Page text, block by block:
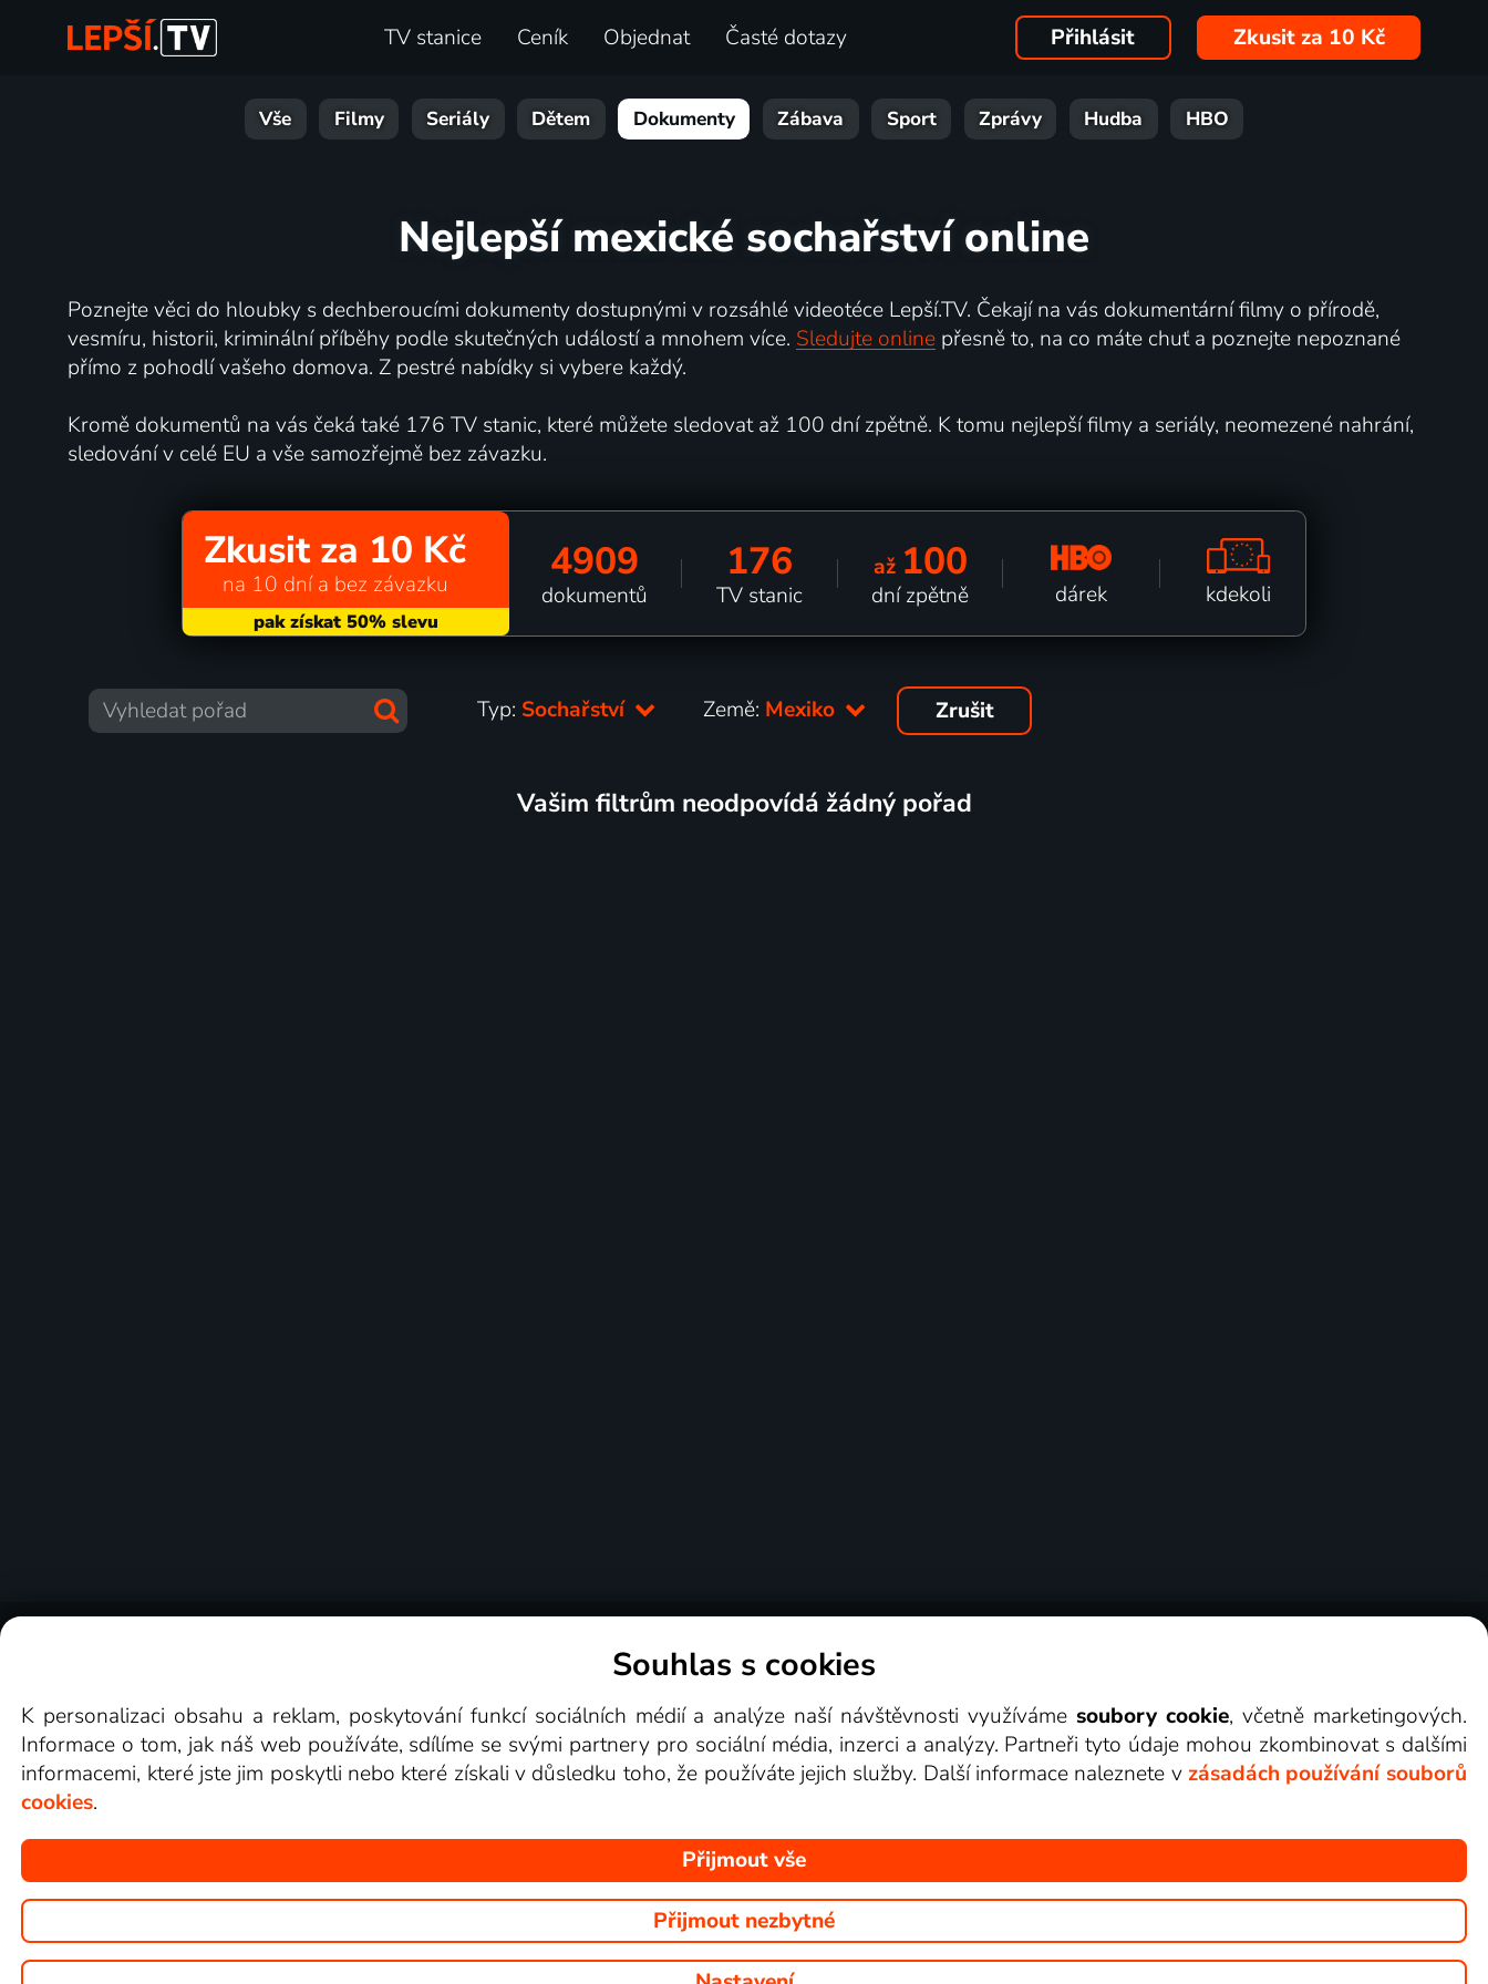
TV stanice Ceník Objednat Časté dotazy Přihlásit Zkusit za 10 Kč
Vše Filmy Seriály Dětem Dokumenty Zábava Sport Zprávy Hudba HBO
Nejlepší mexické sochařství online
Poznejte věci do hloubky s dechberoucími dokumenty dostupnými v rozsáhlé videotéce Lepší.TV. Čekají na vás dokumentární filmy o přírodě,
vesmíru, historii, kriminální příběhy podle skutečných událostí a mnohem více. Sledujte onlinepřesně to, na co máte chuť a poznejte nepoznané
přímo z pohodlí vašeho domova. Z pestré nabídky si vybere každý.
Kromě dokumentů na vás čeká také 176 TV stanic, které můžete sledovat až 100 dní zpětně. K tomu nejlepší filmy a seriály, neomezené nahrání,
sledování v celé EU a vše samozřejmě bez závazku.
Zkusit za 10 Kč
na 10 dní a bez závazku 4909
dokumentů
176
TV stanic
až 100
dní zpětně dárek kdekoli
Typ: Sochařství Země: Mexiko Zrušit
Vašim filtrům neodpovídá žádný pořad
Videotéka
Copyright © goNET s.r.o. Na tomto webu jsou zobrazovány obrázky z pořadů TV stanic, které můžete sledovat v Lepší.TV.
Souhlas s cookies
K personalizaci obsahu a reklam, poskytování funkcí sociálních médií a analýze naší návštěvnosti využívámesoubory cookie, včetně marketingových.
Informace o tom, jak náš web používáte, sdílíme se svými partnery pro sociální média, inzerci a analýzy. Partneři tyto údaje mohou zkombinovat s dalšími
informacemi, které jste jim poskytli nebo které získali v důsledku toho, že používáte jejich služby. Další informace naleznete v zásadách používání souborů
cookies.
Přijmout vše
Přijmout nezbytné